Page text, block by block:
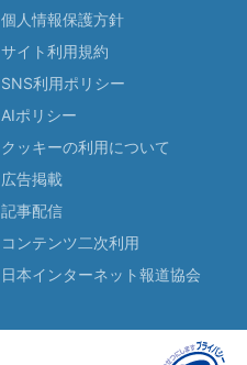
個人情報保護方針
サイト利用規約
SNS利用ポリシー
AIポリシー
クッキーの利用について
広告掲載
記事配信
コンテンツ二次利用
日本インターネット報道協会